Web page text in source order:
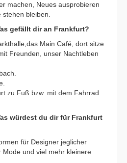
machen, Neues ausprobieren
bleiben.
gefällt dir an Frankfurt?
Main Café, dort sitze
Freunden, unser Nachtleben
zu Fuß bzw. mit dem Fahrrad
würdest du dir für Frankfurt
für Designer jeglicher
Mode und viel mehr kleinere